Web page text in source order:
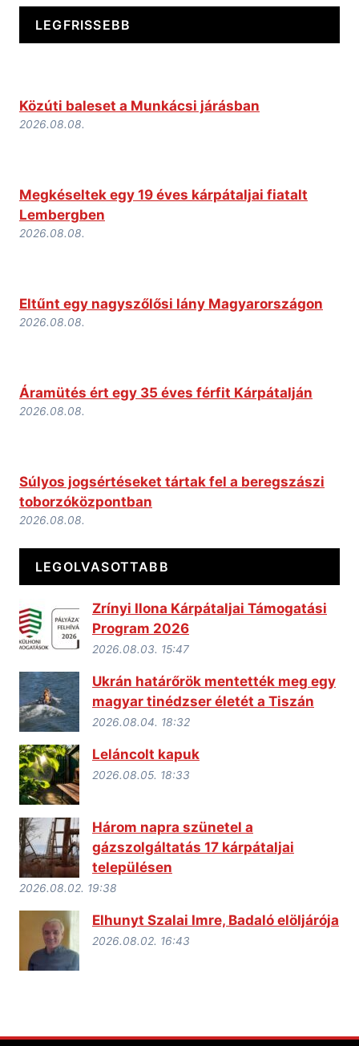
LEGFRISSEBB
Közúti baleset a Munkácsi járásban
2026.08.08.
Megkéseltek egy 19 éves kárpátaljai fiatalt
Lembergben
2026.08.08.
Eltűnt egy nagyszőlősi lány Magyarországon
2026.08.08.
Áramütés ért egy 35 éves férfit Kárpátalján
2026.08.08.
Súlyos jogsértéseket tártak fel a beregszászi
toborzóközpontban
2026.08.08.
LEGOLVASOTTABB
Zrínyi Ilona Kárpátaljai Támogatási
Program 2026
2026.08.03. 15:47
Ukrán határőrök mentették meg egy
magyar tinédzser életét a Tiszán
2026.08.04. 18:32
Leláncolt kapuk
2026.08.05. 18:33
Három napra szünetel a
gázszolgáltatás 17 kárpátaljai
településen
2026.08.02. 19:38
Elhunyt Szalai Imre, Badaló elöljárója
2026.08.02. 16:43